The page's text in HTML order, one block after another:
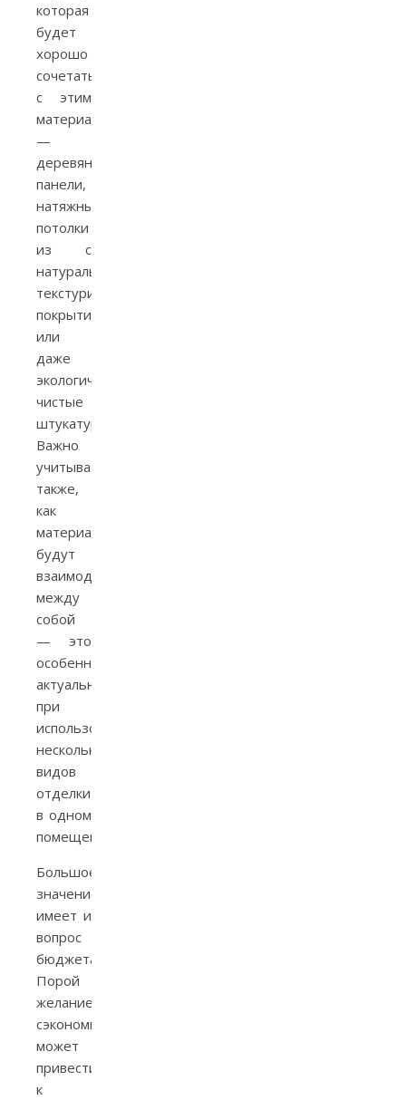
которая
будет
хорошо
сочетаться
с этим
материалом
—
деревянные
панели,
натяжные
потолки
из с
натуральным
текстурированным
покрытием
или
даже
экологически
чистые
штукатурки.
Важно
учитывать
также,
как
материалы
будут
взаимодействовать
между
собой
— это
особенно
актуально
при
использовании
нескольких
видов
отделки
в одном
помещении.
Большое
значение
имеет и
вопрос
бюджета.
Порой
желание
сэкономить
может
привести
к